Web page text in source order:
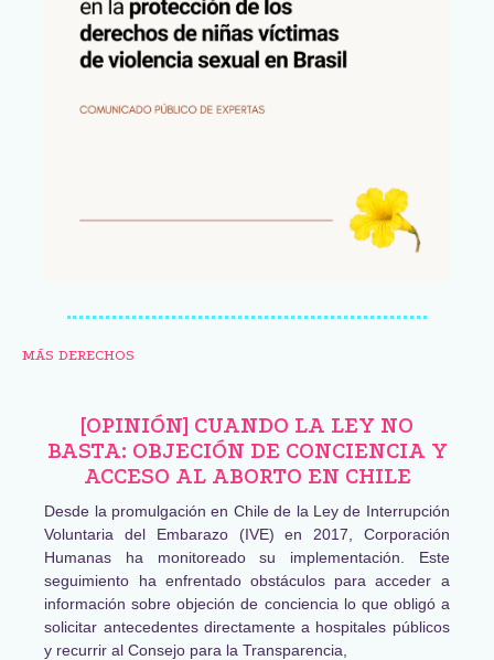
MÁS DERECHOS
[OPINIÓN] CUANDO LA LEY NO
BASTA: OBJECIÓN DE CONCIENCIA Y
ACCESO AL ABORTO EN CHILE
Desde la promulgación en Chile de la Ley de Interrupción
Voluntaria del Embarazo (IVE) en 2017, Corporación
Humanas ha monitoreado su implementación. Este
seguimiento ha enfrentado obstáculos para acceder a
información sobre objeción de conciencia lo que obligó a
solicitar antecedentes directamente a hospitales públicos
y recurrir al Consejo para la Transparencia,